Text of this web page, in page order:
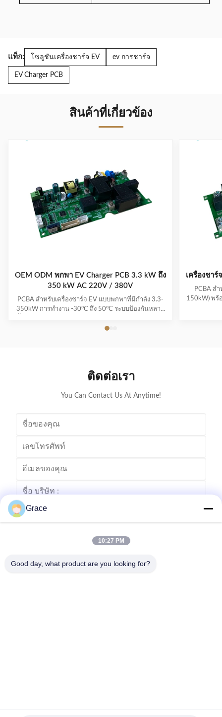
แท็ก: โซลูชันเครื่องชาร์จ EV ev การชาร์จ
EV Charger PCB
สินค้าที่เกี่ยวข้อง
OEM ODM พกพา EV Charger PCB 3.3 kW ถึง
350 kW AC 220V / 380V
PCBA สำหรับเครื่องชาร์จ EV แบบพกพาที่มีกำลัง 3.3-
350kW การทำงาน -30°C ถึง 50°C ระบบป้องกันหลาย
ด้วยความสะดวกสบายแบบเสียบปลั๊กและชาร์จ
เครื่องชา
PCBA ส
150kW) พร้
ติดต่อเรา
You Can Contact Us At Anytime!
Grace
10:27 PM
Good day, what product are you looking for?